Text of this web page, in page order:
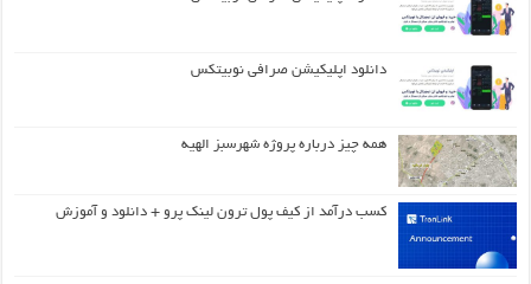
دانلود اپلیکیشن صرافی نوبیتکس
همه چیز درباره پروژه شهرسبز الهیه
کسب درآمد از کیف پول ترون لینک پرو + دانلود و آموزش